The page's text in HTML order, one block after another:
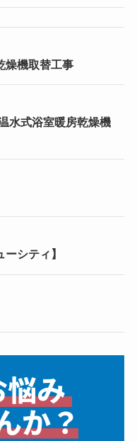
機取替工事
式浴室暖房乾燥機
シティ】